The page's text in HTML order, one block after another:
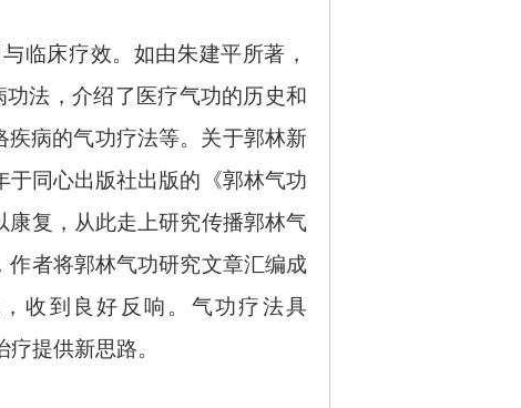
临床疗效。如由朱建平所著，
法，介绍了医疗气功的历史和
病的气功疗法等。关于郭林新
同心出版社出版的《郭林气功
康复，从此走上研究传播郭林气
作者将郭林气功研究文章汇编成
收到良好反响。气功疗法具
提供新思路。